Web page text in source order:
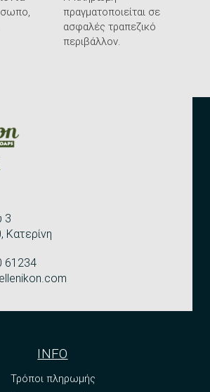
πραγματοποιείται σε
ασφαλές τραπεζικό
περιβάλλον.
3
Κατερίνη
61234
INFO
Τρόποι πληρωμής